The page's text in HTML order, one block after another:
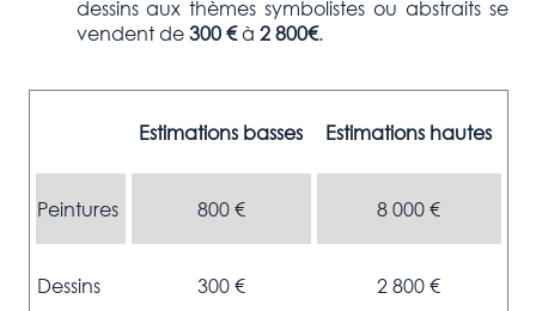
dessins aux thèmes symbolistes ou abstraits se
vendent de300 €à 2 800€.
Estimations basses Estimations hautes
Peintures 800 € 8 000 €
Dessins 300 € 2 800 €